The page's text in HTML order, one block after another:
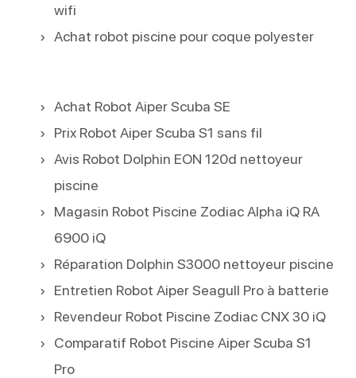
wifi
Achat robot piscine pour coque polyester
Achat Robot Aiper Scuba SE
Prix Robot Aiper Scuba S1 sans fil
Avis Robot Dolphin EON 120d nettoyeur
piscine
Magasin Robot Piscine Zodiac Alpha iQ RA
6900 iQ
Réparation Dolphin S3000 nettoyeur piscine
Entretien Robot Aiper Seagull Pro à batterie
Revendeur Robot Piscine Zodiac CNX 30 iQ
Comparatif Robot Piscine Aiper Scuba S1
Pro